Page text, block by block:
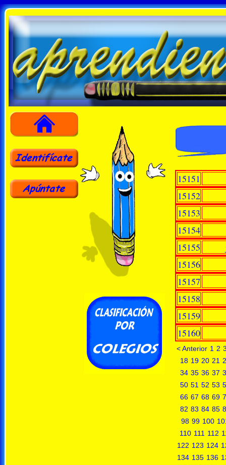
15151
15152
15153
15154
15155
15156
15157
15158
15159
15160
< Anterior 1 2
18 19 20 21
34 35 36 37
50 51 52 53
66 67 68 69
82 83 84 85
98 99 100
110 111 112
122 123 124
134 135 136